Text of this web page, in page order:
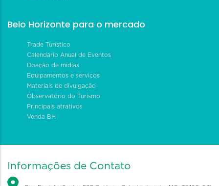
Belo Horizonte para o mercado
Trade Turístico
Calendário Anual de Eventos
Doação de mídias
Equipamentos e serviços
Materiais de divulgação
Observatório do Turismo
Principais atrativos
Venda BH
Informações de Contato